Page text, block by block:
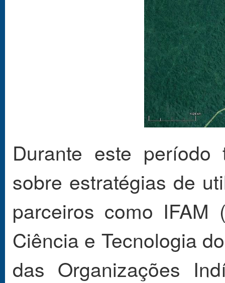
Durante este período
sobre estratégias de
parceiros como IFAM
Ciência e Tecnologia
das Organizações